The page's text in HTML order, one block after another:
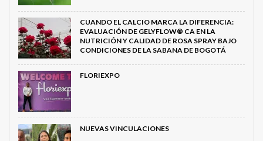
CUANDO EL CALCIO MARCA LA DIFERENCIA:
EVALUACIÓN DE GELYFLOW® CA EN LA
NUTRICIÓN Y CALIDAD DE ROSA SPRAY BAJO
CONDICIONES DE LA SABANA DE BOGOTÁ
FLORIEXPO
NUEVAS VINCULACIONES